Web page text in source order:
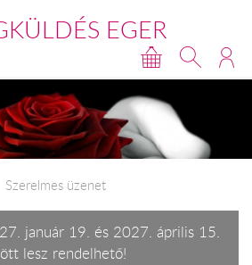
EGER
Szerelmes üzenet
január 19. és 2027. április 15.
lesz rendelhető!